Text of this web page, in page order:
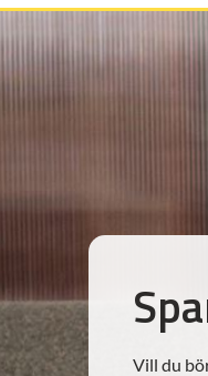
Vill du